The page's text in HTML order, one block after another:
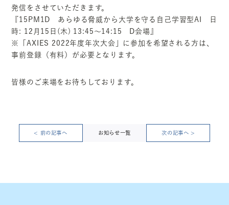
発信をさせていただきます。
『15PM1D あらゆる脅威から大学を守る自己学習型AI 日
時: 12月15日(木) 13:45～14:15 D会場』
※「AXIES 2022年度年次大会」に参加を希望される方は、
事前登録（有料）が必要となります。
皆様のご来場をお待ちしております。
< 前の記事へ お知らせ一覧 次の記事へ >